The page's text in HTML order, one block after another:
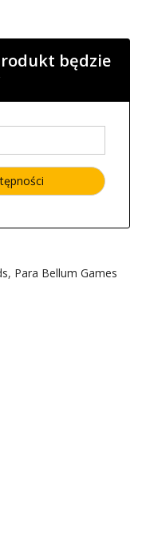
będzie
, Para Bellum Games